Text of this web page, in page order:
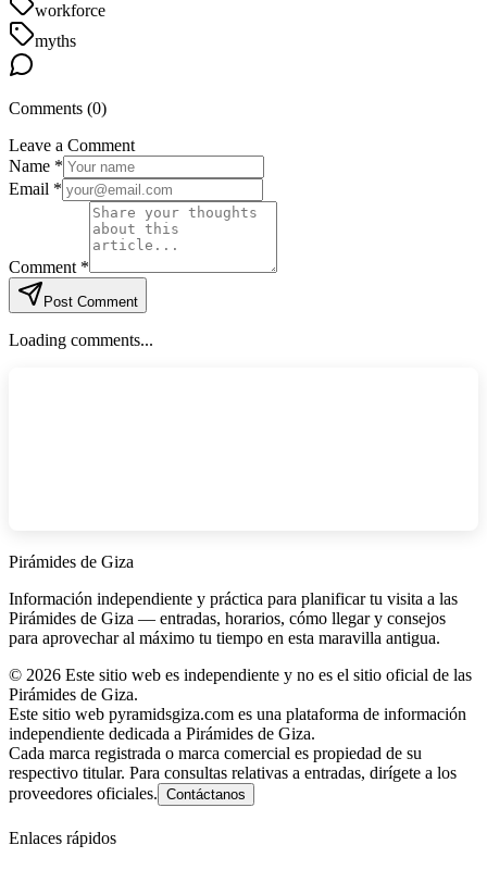
workforce
myths
Comments (0)
Leave a Comment
Name *
Email *
Comment *
Post Comment
Loading comments...
Pirámides de Giza
Información independiente y práctica para planificar tu visita a las
Pirámides de Giza — entradas, horarios, cómo llegar y consejos
para aprovechar al máximo tu tiempo en esta maravilla antigua.
© 2026 Este sitio web es independiente y no es el sitio oficial de las
Pirámides de Giza.
Este sitio web pyramidsgiza.com es una plataforma de información
independiente dedicada a Pirámides de Giza.
Cada marca registrada o marca comercial es propiedad de su
respectivo titular. Para consultas relativas a entradas, dirígete a los
proveedores oficiales. Contáctanos
Enlaces rápidos